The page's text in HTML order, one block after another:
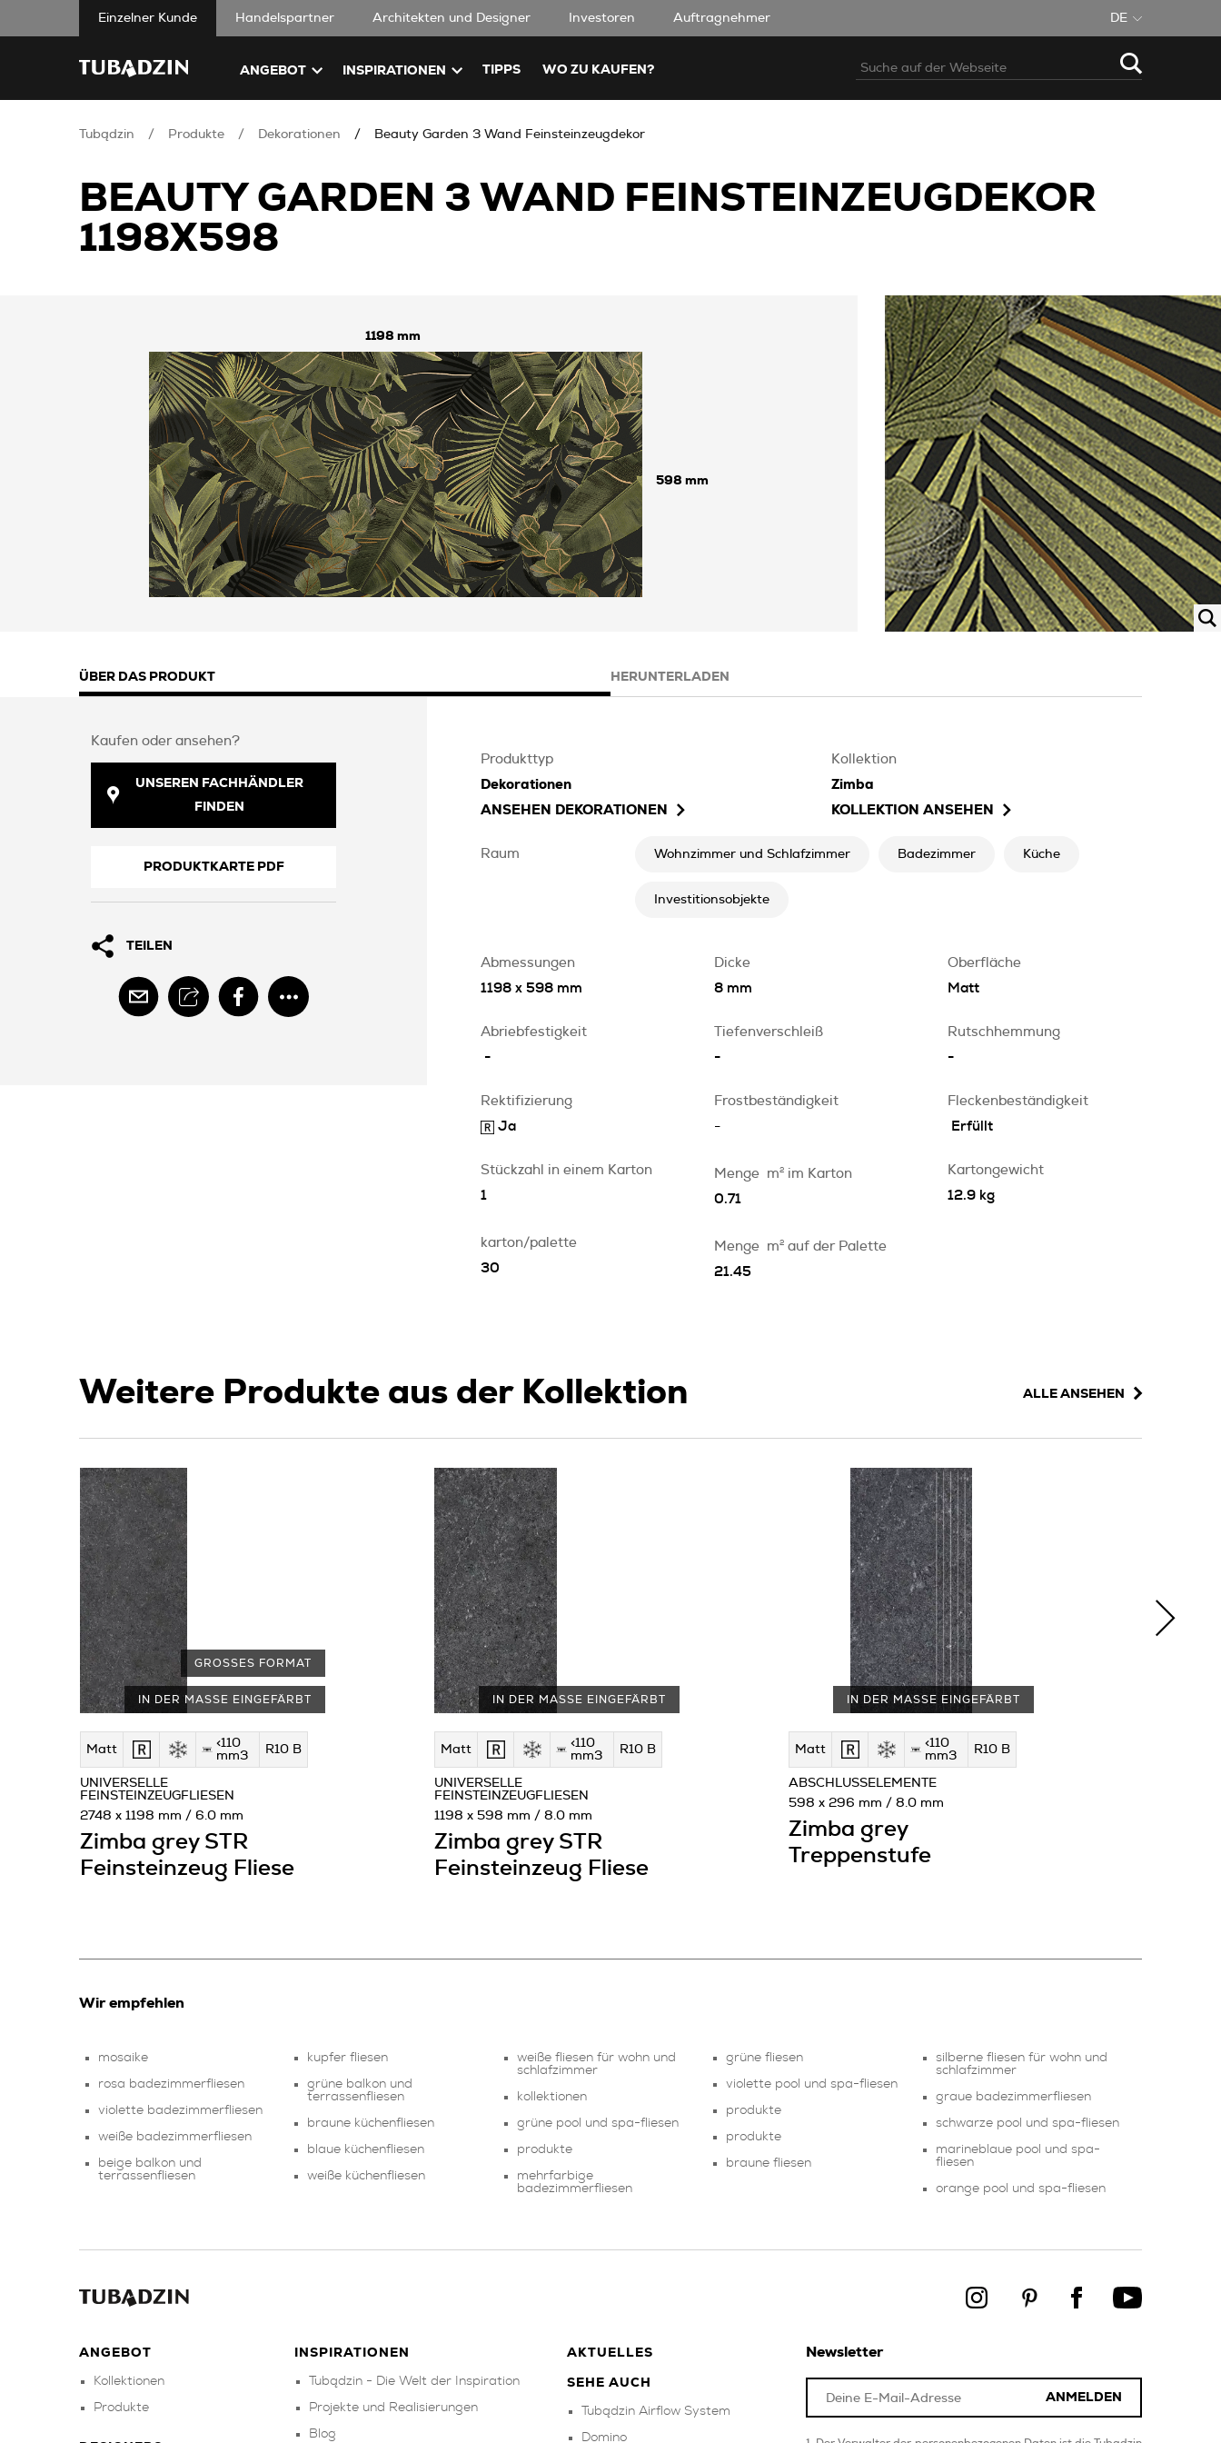
Einzelner Kunde Handelspartner Architekten und Designer Investoren Auftragnehmer DE
ANGEBOT INSPIRATIONEN TIPPS WO ZU KAUFEN?
Tubądzin Produkte Dekorationen Beauty Garden 3 Wand Feinsteinzeugdekor
BEAUTY GARDEN 3 WAND FEINSTEINZEUGDEKOR
1198X598
1198
598
ÜBER DAS PRODUKT HERUNTERLADEN
Kaufen oder ansehen?
UNSEREN FACHHÄNDLER
FINDEN
PRODUKTKARTE PDF
TEILEN
Produkttyp
Dekorationen
ANSEHEN
DEKORATIONEN
Kollektion
Zimba
KOLLEKTION ANSEHEN
Raum Wohnzimmer und Schlafzimmer Badezimmer Küche
Investitionsobjekte
Abmessungen
1198 x 598 mm
Dicke
8 mm
Oberfläche
Matt
Abriebfestigkeit
-
Tiefenverschleiß
-
Rutschhemmung
-
Rektifizierung
Ja
Frostbeständigkeit
-
Fleckenbeständigkeit
Erfüllt
Stückzahl in einem Karton
1
Menge m2
im Karton
0.71
Kartongewicht
12.9 kg
karton/palette
30
Menge m2 auf der Palette
21.45
Weitere Produkte aus der Kollektion ALLE ANSEHEN
GROSSES FORMAT
IN DER MASSE EINGEFÄRBT
Matt
<110
mm3
R10 B
Zimba grey STR
Feinsteinzeug Fliese
UNIVERSELLE
FEINSTEINZEUGFLIESEN
2748 x 1198 mm / 6.0 mm
IN DER MASSE EINGEFÄRBT
Matt
<110
mm3
R10 B
Zimba grey STR
Feinsteinzeug Fliese
UNIVERSELLE
FEINSTEINZEUGFLIESEN
1198 x 598 mm / 8.0 mm
IN DER MASSE EINGEFÄRBT
Matt
<110
mm3
R10 B
Zimba grey
Treppenstufe
ABSCHLUSSELEMENTE
598 x 296 mm / 8.0 mm
Wir empfehlen
mosaike
rosa badezimmerfliesen
violette badezimmerfliesen
weiße badezimmerfliesen
beige balkon und
terrassenfliesen
kupfer fliesen
grüne balkon und
terrassenfliesen
braune küchenfliesen
blaue küchenfliesen
weiße küchenfliesen
weiße fliesen für wohn und
schlafzimmer
kollektionen
grüne pool und spa-fliesen
produkte
mehrfarbige
badezimmerfliesen
grüne fliesen
violette pool und spa-fliesen
produkte
produkte
braune fliesen
silberne fliesen für wohn und
schlafzimmer
graue badezimmerfliesen
schwarze pool und spa-fliesen
marineblaue pool und spa-
fliesen
orange pool und spa-fliesen
ANGEBOT
Kollektionen
Produkte
INSPIRATIONEN
Tubądzin - Die Welt der Inspiration
Projekte und Realisierungen
Blog
AKTUELLES
SEHE AUCH
Tubądzin Airflow System
Domino
Newsletter
ANMELDEN